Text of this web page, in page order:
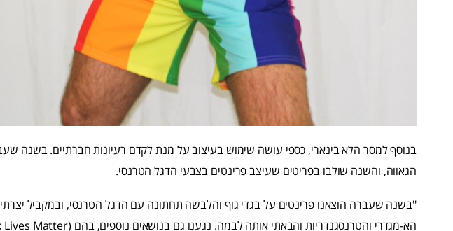
בנוסף למסר הלא בינארי, כספי עושה שימוש בעיצוב על מנת לקדם רעיונות חברתיים. בשנה
הגאווה, והשנה שולבו בפריטים שעיצב פרינטים בצבעי הדגל הטרנסי.
"בשנה שעברה הוצאנו פרינטים על בגדי גוף והלבשה תחתונה עם הדגל הטרנסי, ובמקביל